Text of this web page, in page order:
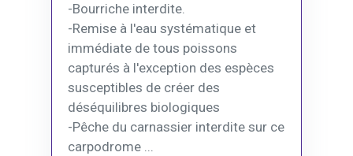
-Bourriche interdite.
-Remise à l'eau systématique et
immédiate de tous poissons
capturés à l'exception des espèces
susceptibles de créer des
déséquilibres biologiques
-Pêche du carnassier interdite sur ce
carpodrome ...